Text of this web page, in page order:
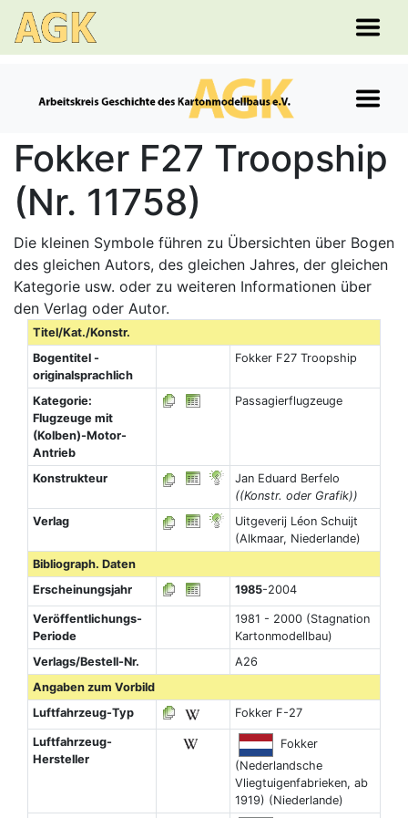
Fokker F27 Troopship
(Nr. 11758)
Die kleinen Symbole führen zu Übersichten über Bogen
des gleichen Autors, des gleichen Jahres, der gleichen
Kategorie usw. oder zu weiteren Informationen über
den Verlag oder Autor.
Titel/Kat./Konstr.
Bogentitel -
originalsprachlich
Fokker F27 Troopship
Kategorie:
Flugzeuge mit
(Kolben)-Motor-
Antrieb
Passagierflugzeuge
Konstrukteur
Jan Eduard Berfelo
((Konstr. oder Grafik))
Verlag
Uitgeverij Léon Schuijt
(Alkmaar, Niederlande)
Bibliograph. Daten
Erscheinungsjahr
1985-2004
Veröffentlichungs-
Periode
1981 - 2000 (Stagnation
Kartonmodellbau)
Verlags/Bestell-Nr.
A26
Angaben zum Vorbild
Luftfahrzeug-Typ
Fokker F-27
Luftfahrzeug-
Hersteller
Fokker
(Nederlandsche
Vliegtuigenfabrieken, ab
1919) (Niederlande)